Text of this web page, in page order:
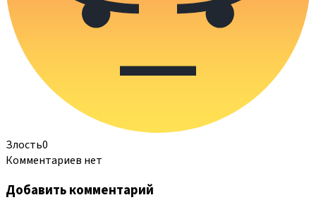
Злость0
Комментариев нет
Добавить комментарий